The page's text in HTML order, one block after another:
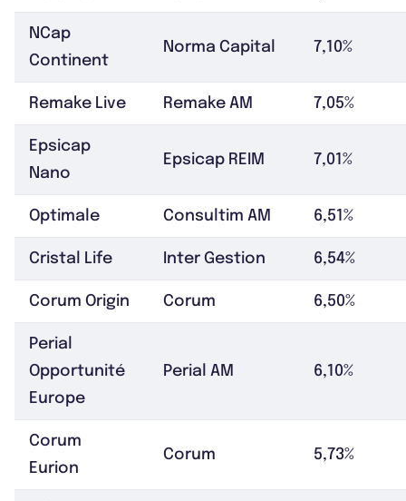
NCap
Continent
Norma Capital 7,10%
Remake Live Remake AM 7,05%
Epsicap
Nano
Epsicap REIM 7,01%
Optimale Consultim AM 6,51%
Cristal Life Inter Gestion 6,54%
Corum Origin Corum 6,50%
Perial
Opportunité
Europe
Perial AM 6,10%
Corum
Eurion
Corum 5,73%